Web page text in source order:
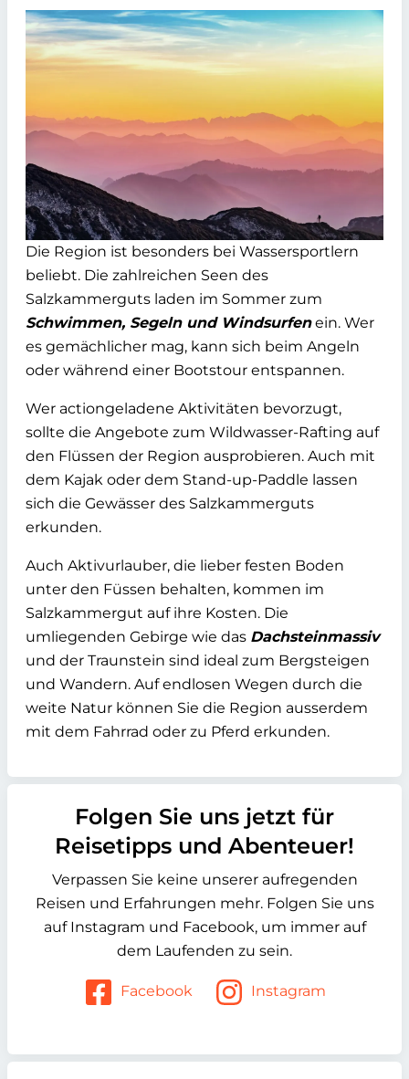
Die Region ist besonders bei Wassersportlern
beliebt. Die zahlreichen Seen des
Salzkammerguts laden im Sommer zum
Schwimmen, Segeln und Windsurfenein. Wer
es gemächlicher mag, kann sich beim Angeln
oder während einer Bootstour entspannen.
Wer actiongeladene Aktivitäten bevorzugt,
sollte die Angebote zum Wildwasser-Rafting auf
den Flüssen der Region ausprobieren. Auch mit
dem Kajak oder dem Stand-up-Paddle lassen
sich die Gewässer des Salzkammerguts
erkunden.
Auch Aktivurlauber, die lieber festen Boden
unter den Füssen behalten, kommen im
Salzkammergut auf ihre Kosten. Die
umliegenden Gebirge wie das Dachsteinmassiv
und der Traunstein sind ideal zum Bergsteigen
und Wandern. Auf endlosen Wegen durch die
weite Natur können Sie die Region ausserdem
mit dem Fahrrad oder zu Pferd erkunden.
Folgen Sie uns jetzt für
Reisetipps und Abenteuer!
Verpassen Sie keine unserer aufregenden
Reisen und Erfahrungen mehr. Folgen Sie uns
auf Instagram und Facebook, um immer auf
dem Laufenden zu sein.
Facebook Instagram